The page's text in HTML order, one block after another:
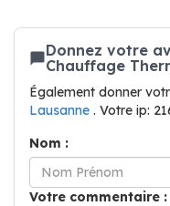
Donnez votre
Chauffage
Également donner
Lausanne . Votre ip:
Nom :
Votre commentaire :